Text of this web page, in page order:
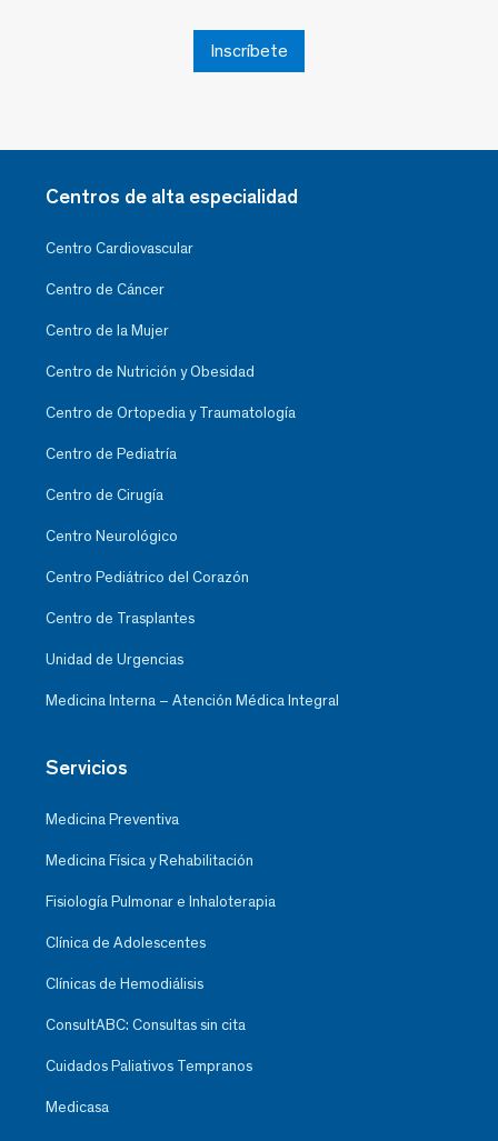
Inscríbete
Centros de alta especialidad
Centro Cardiovascular
Centro de Cáncer
Centro de la Mujer
Centro de Nutrición y Obesidad
Centro de Ortopedia y Traumatología
Centro de Pediatría
Centro de Cirugía
Centro Neurológico
Centro Pediátrico del Corazón
Centro de Trasplantes
Unidad de Urgencias
Medicina Interna – Atención Médica Integral
Servicios
Medicina Preventiva
Medicina Física y Rehabilitación
Fisiología Pulmonar e Inhaloterapia
Clínica de Adolescentes
Clínicas de Hemodiálisis
ConsultABC: Consultas sin cita
Cuidados Paliativos Tempranos
Medicasa